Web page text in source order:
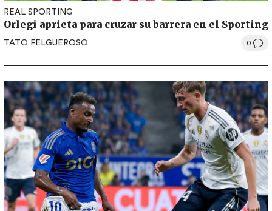
REAL SPORTING
Orlegi aprieta para cruzar su barrera en el Sporting
TATO FELGUEROSO 0